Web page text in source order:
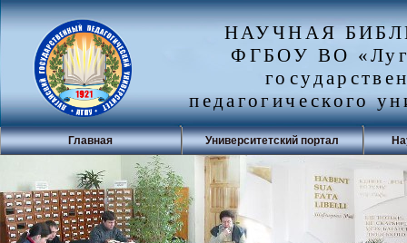
НАУЧНАЯ
ФГБОУ ВО
педагогического
Главная Университетский портал